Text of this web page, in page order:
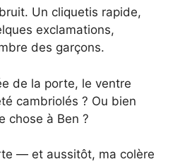
Un cliquetis rapide,
exclamations,
des garçons.
de la porte, le ventre
cambriolés ? Ou bien
chose à Ben ?
— et aussitôt, ma colère